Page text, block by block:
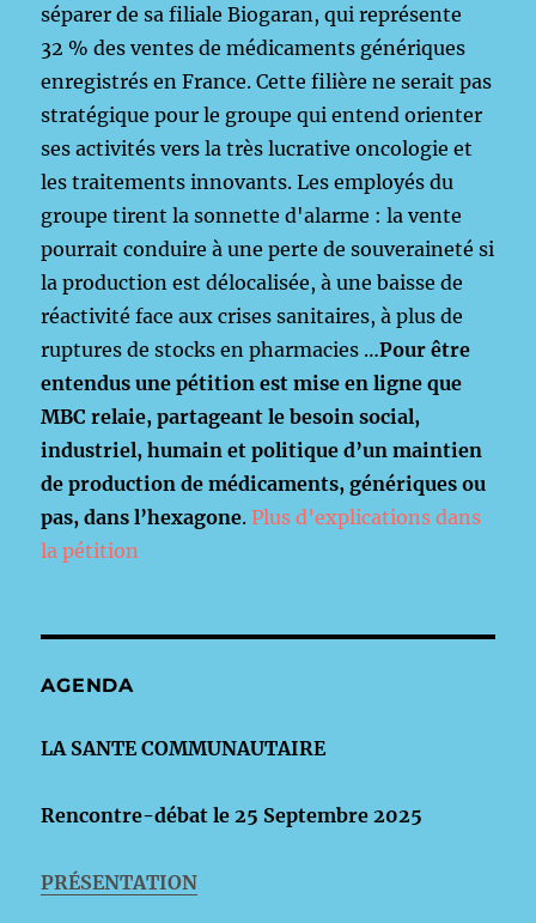
séparer de sa filiale Biogaran, qui représente
32 % des ventes de médicaments génériques
enregistrés en France. Cette filière ne serait pas
stratégique pour le groupe qui entend orienter
ses activités vers la très lucrative oncologie et
les traitements innovants. Les employés du
groupe tirent la sonnette d'alarme : la vente
pourrait conduire à une perte de souveraineté si
la production est délocalisée, à une baisse de
réactivité face aux crises sanitaires, à plus de
ruptures de stocks en pharmacies …Pour être
entendus une pétition est mise en ligne que
MBC relaie, partageant le besoin social,
industriel, humain et politique d’un maintien
de production de médicaments, génériques ou
pas, dans l’hexagone. Plus d’explications dans
la pétition
AGENDA
LA SANTE COMMUNAUTAIRE
Rencontre-débat le 25 Septembre 2025
PRÉSENTATION